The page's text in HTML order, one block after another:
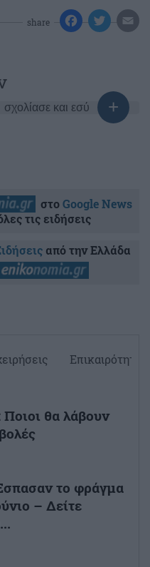
share
σχολίασε και εσύ
στοGoogle News
τις ειδήσεις
από την Ελλάδα
Επικαιρότητα
Ποιοι θα λάβουν
το φράγμα
– Δείτε